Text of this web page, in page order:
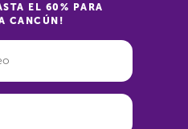
EL 60% PARA
CANCÚN!